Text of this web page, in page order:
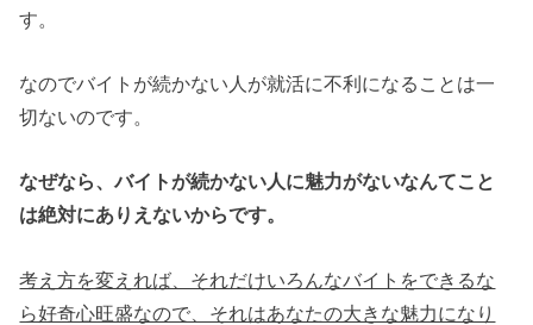
す。
なのでバイトが続かない人が就活に不利になることは一
切ないのです。
なぜなら、バイトが続かない人に魅力がないなんてこと
は絶対にありえないからです。
考え方を変えれば、それだけいろんなバイトをできるな
ら好奇心旺盛なので、それはあなたの大きな魅力になり